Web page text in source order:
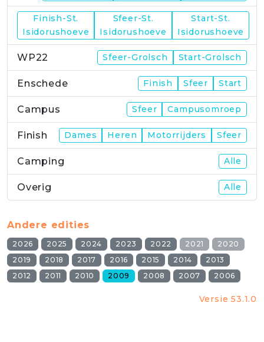
Finish-St.
Isidorushoeve
Sfeer-St.
Isidorushoeve
Start-St.
Isidorushoeve
WP22 Sfeer-Grolsch Start-Grolsch
Enschede Finish Sfeer Start
Campus Sfeer Campusomroep
Finish Dames Heren Motorrijders Sfeer
Camping Alle
Overig Alle
Andere edities
2026 2025 2024 2023 2022 2021
2020
2019
2018 2017 2016 2015 2014
2013
2012
2011 2010 2009 2008 2007 2006
Versie 53.1.0